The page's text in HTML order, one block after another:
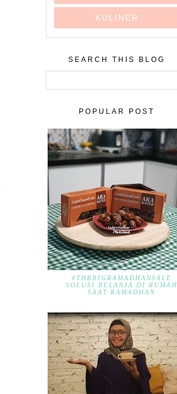
KULINER
SEARCH THIS BLOG
POPULAR POST
#THRBIGRAMADHANSALE
SOLUSI BELANJA DI RUMAH
SAAT RAMADHAN